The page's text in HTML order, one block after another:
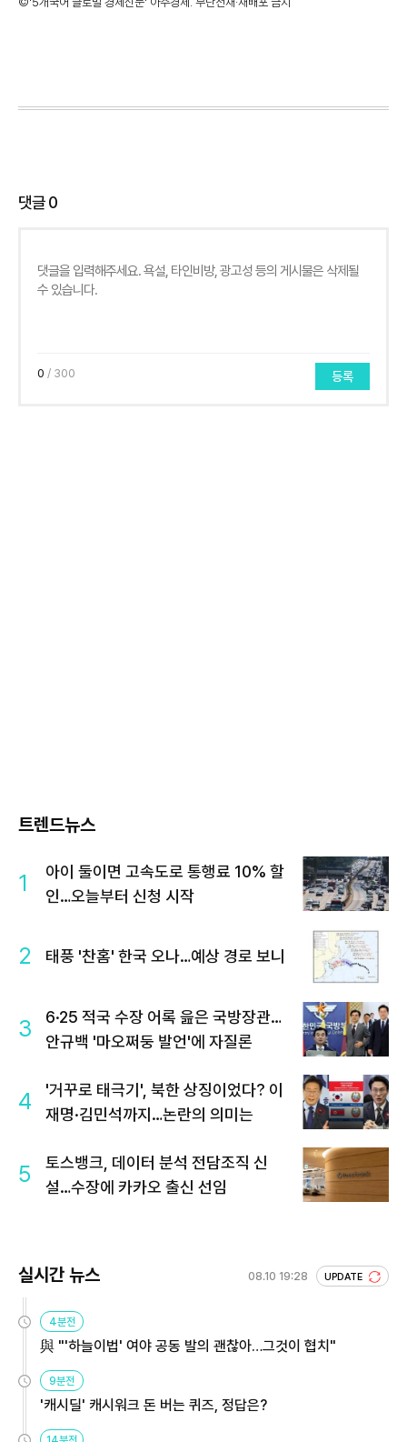
댓글0
0 / 300 등록
트렌드뉴스
1
아이 둘이면 고속도로 통행료 10% 할
인…오늘부터 신청 시작
2 태풍 '찬홈' 한국 오나…예상 경로 보니
3
6·25 적국 수장 어록 읊은 국방장관…
안규백 '마오쩌둥 발언'에 자질론
4
'거꾸로 태극기', 북한 상징이었다? 이
재명·김민석까지…논란의 의미는
5
토스뱅크, 데이터 분석 전담조직 신
설…수장에 카카오 출신 선임
실시간 뉴스 08.10 19:28 UPDATE
4분전
與 "'하늘이법' 여야 공동 발의 괜찮아…그것이 협치"
9분전
'캐시딜' 캐시워크 돈 버는 퀴즈, 정답은?